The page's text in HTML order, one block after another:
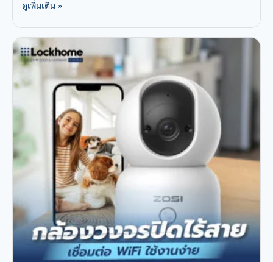
ดูเพิ่มเติม »